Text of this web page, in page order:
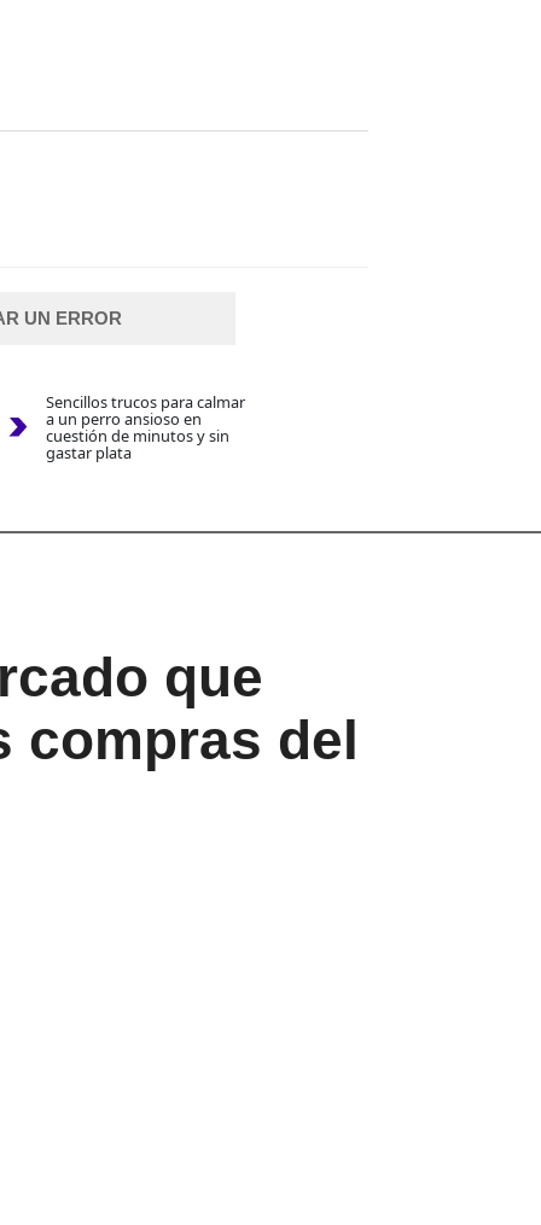
UN ERROR
Sencillos trucos para calmar
a un perro ansioso en
cuestión de minutos y sin
gastar plata
que
compras del